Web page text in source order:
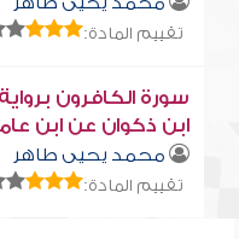
تقييم المادة:
سورة الكافرون برواية
ابن ذكوان عن ابن
محمد يحيى طاهر
تقييم المادة: